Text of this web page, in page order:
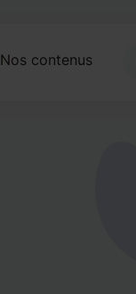
Nos contenus